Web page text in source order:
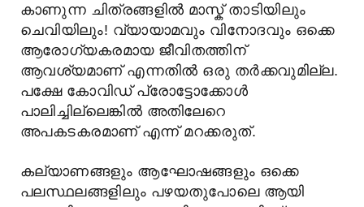
കാണുന്ന ചിത്രങ്ങളിൽ മാസ്ക് താടിയിലും
ചെവിയിലും! വ്യായാമവും വിനോദവും ഒക്കെ
ആരോഗ്യകരമായ ജീവിതത്തിന്
ആവശ്യമാണ് എന്നതിൽ ഒരു തർക്കവുമില്ല.
പക്ഷേ കോവിഡ് പ്രോട്ടോക്കോൾ
പാലിച്ചില്ലെങ്കിൽ അതിലേറെ
അപകടകരമാണ് എന്ന് മറക്കരുത്.
കല്യാണങ്ങളും ആഘോഷങ്ങളും ഒക്കെ
പലസ്ഥലങ്ങളിലും പഴയതുപോലെ ആയി